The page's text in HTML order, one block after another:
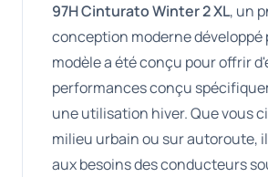
97H Cinturato Winter 2 XL, un
conception moderne développé
modèle a été conçu pour offrir
performances conçu
une utilisation hiver. Que vous
milieu urbain ou sur autoroute,
aux besoins des conducteurs